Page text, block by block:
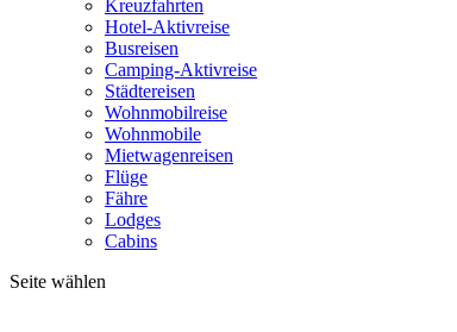
Kreuzfahrten
Hotel-Aktivreise
Busreisen
Camping-Aktivreise
Städtereisen
Wohnmobilreise
Wohnmobile
Mietwagenreisen
Flüge
Fähre
Lodges
Cabins
Seite wählen